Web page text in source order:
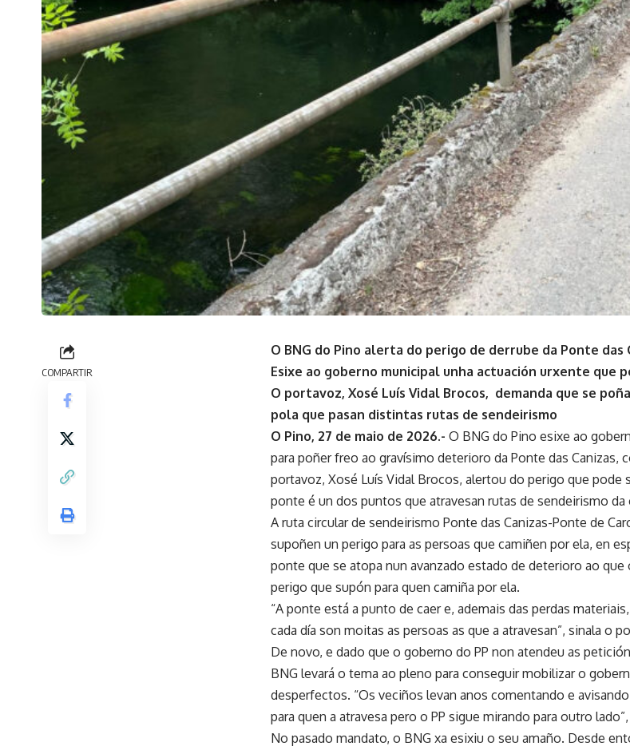
COMPARTIR
O BNG do Pino alerta do perigo de derrube da Ponte das
Esixe ao goberno municipal unha actuación urxente que
O portavoz, Xosé Luís Vidal Brocos, demanda que se
pola que pasan distintas rutas de sendeirismo
O Pino, 27 de maio de 2026.- O BNG do Pino esixe ao
para poñer freo ao gravísimo deterioro da Ponte das Canizas,
portavoz, Xosé Luís Vidal Brocos, alertou do perigo que pode
ponte é un dos puntos que atravesan rutas de sendeirismo da
A ruta circular de sendeirismo Ponte das Canizas-Ponte de
supoñen un perigo para as persoas que camiñen por ela, en
ponte que se atopa nun avanzado estado de deterioro ao que
perigo que supón para quen camiña por ela.
“A ponte está a punto de caer e, ademais das perdas
cada día son moitas as persoas as que a atravesan”, sinala o
De novo, e dado que o goberno do PP non atendeu as
BNG levará o tema ao pleno para conseguir mobilizar o
desperfectos. “Os veciños levan anos comentando e
para quen a atravesa pero o PP sigue mirando para outro
No pasado mandato, o BNG xa esixiu o seu amaño. Desde